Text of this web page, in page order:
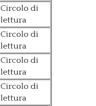
Circolo di
lettura
Circolo di
lettura
Circolo di
lettura
Circolo di
lettura